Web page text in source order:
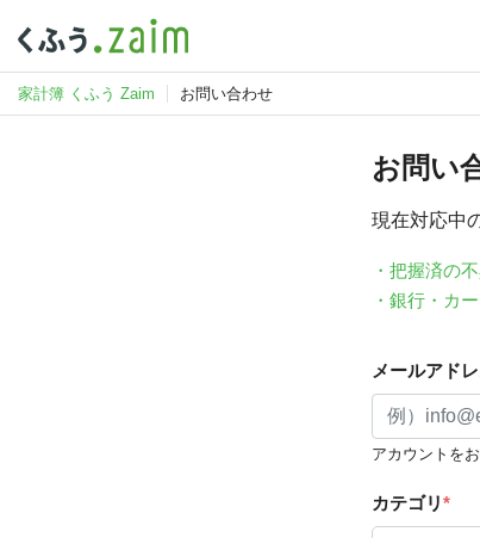
家計簿 くふう Zaim お問い合わせ
お問い
現在対応中
・把握済の
・銀行・カ
メールアド
アカウントを
カテゴリ*